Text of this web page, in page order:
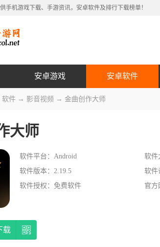
手机游戏下载、手游资讯，安卓软件及排行下载榜单！
安卓游戏 安卓软件
软件 → 影音视频 → 金曲创作大师
大师
软件平台：Android 软件
软件版本：2.19.5
软件
软件授权：免费软件
官方
载